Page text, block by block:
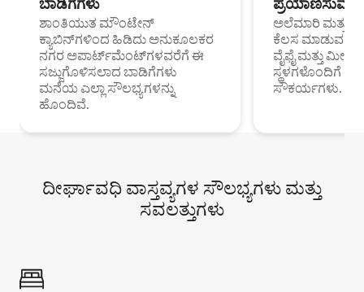
ಬಾಡಿಗೆಗಳು
ಶಾಂತಿಯುತ ಮೌಂಟೇನ್
ಕ್ಯಾಬಿನ್‌ಗಳಿಂದ ಹಿಡಿದು ಅನುಕೂಲಕರ
ನಗರ ಅಪಾರ್ಟ್‌ಮೆಂಟ್‌ಗಳವರೆಗೆ ಈ
ಸಜ್ಜುಗೊಳಿಸಲಾದ ಬಾಡಿಗೆಗಳು
ಮನೆಯ ಎಲ್ಲಾ ಸೌಲಭ್ಯಗಳನ್ನು
ಹೊಂದಿವೆ.
ಪ್ರಯಾಣಿಸುವ
ಅಲೆಮಾರಿ ಮತ್ತು
ಕೆಲಸ ಮಾಡುವ
ವೈಫೈ ಮತ್ತು
ಸ್ಥಳಗಳೊಂದಿಗೆ
ಸೌಕರ್ಯಗಳು.
ದೀರ್ಘಾವಧಿ ವಾಸ್ತವ್ಯಗಳ ಸೌಲಭ್ಯಗಳು ಮತ್ತು
ಸವಲತ್ತುಗಳು